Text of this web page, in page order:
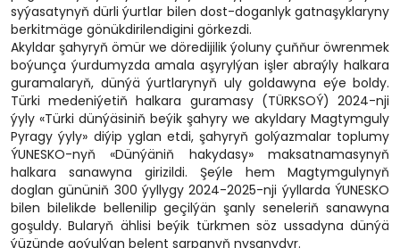
syýasatynyň dürli ýurtlar bilen dost-doganlyk gatnaşyklaryny
berkitmäge gönükdirilendigini görkezdi.
Akyldar şahyryň ömür we döredijilik ýoluny çuňňur öwrenmek
boýunça ýurdumyzda amala aşyrylýan işler abraýly halkara
guramalaryň, dünýä ýurtlarynyň uly goldawyna eýe boldy.
Türki medeniýetiň halkara guramasy (TÜRKSOÝ) 2024-nji
ýyly «Türki dünýäsiniň beýik şahyry we akyldary Magtymguly
Pyragy ýyly» diýip yglan etdi, şahyryň golýazmalar toplumy
ÝUNESKO-nyň «Dünýäniň hakydasy» maksatnamasynyň
halkara sanawyna girizildi. Şeýle hem Magtymgulynyň
doglan gününiň 300 ýyllygy 2024-2025-nji ýyllarda ÝUNESKO
bilen bilelikde bellenilip geçilýän şanly seneleriň sanawyna
goşuldy. Bularyň ählisi beýik türkmen söz ussadyna dünýä
ýüzünde goýulýan belent sarpanyň nyşanydyr.